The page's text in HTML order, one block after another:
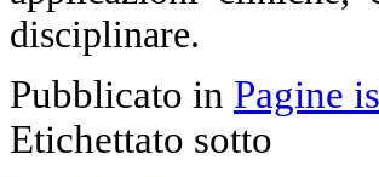
disciplinare.
Pubblicato in Pagine
Etichettato sotto